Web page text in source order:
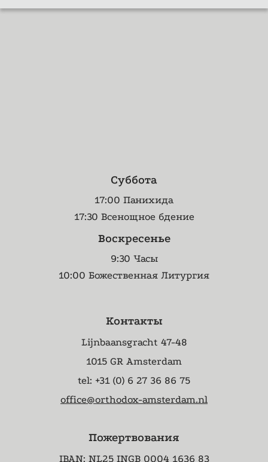
Суббота
17:00 Панихида
17:30 Всенощное бдение
Воскресенье
9:30 Часы
10:00 Божественная Литургия
Контакты
Lijnbaansgracht 47-48
1015 GR Amsterdam
tel: +31 (0) 6 27 36 86 75
office@orthodox-amsterdam.nl
Пожертвования
IBAN: NL25 INGB 0004 1636 83